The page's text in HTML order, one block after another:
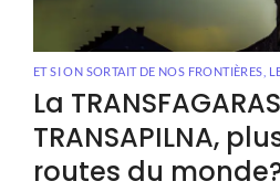
ET SI ON SORTAIT DE NOS FRONTIÈRES
La
TRANSAPILNA,
routes du